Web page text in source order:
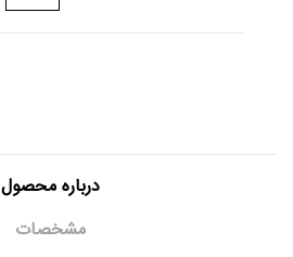
درباره محصول
مشخصات